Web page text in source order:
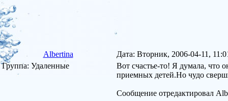
Albertina
Дата: Вторник, 2006-04-11,
Группа: Удаленные
Вот счастье-то! Я думала, что
приемных детей.Но чудо
Сообщение отредактировал